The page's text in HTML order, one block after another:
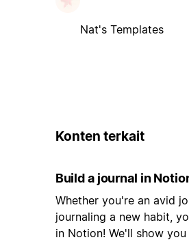
Nat's Templates
Konten terkait
Build a journal in
Whether you're an avid
journaling a new habit,
in Notion! We'll show